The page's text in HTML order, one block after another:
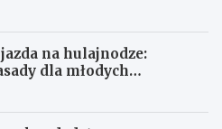
na hulajnodze:
dla młodych